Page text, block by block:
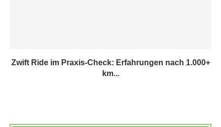
Zwift Ride im Praxis-Check: Erfahrungen nach 1.000+
km...